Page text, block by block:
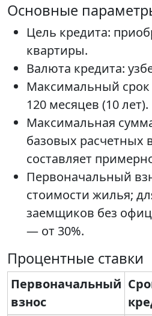
Основные
Цель кредита:
квартиры.
Валюта кредита:
Максимальный срок
120 месяцев (10 лет).
Максимальная
базовых расчетных
составляет
Первоначальный
стоимости жилья;
заемщиков без
— от 30%.
Процентные ставки
Первоначальный
взнос